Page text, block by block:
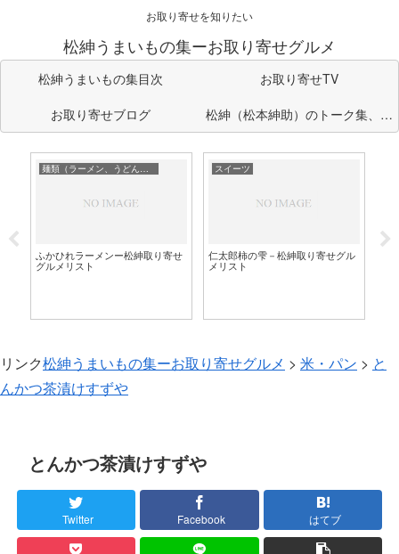
お取り寄せを知りたい
松紳うまいもの集ーお取り寄せグルメ
松紳うまいもの集目次
お取り寄せTV
お取り寄せブログ
松紳（松本紳助）のトーク集、企
画のまとめ部屋
ふかひれラーメンー松紳取り寄せ
グルメリスト
スイーツ
仁太郎柿の雫－松紳取り寄せグル
メリスト
リンク松紳うまいもの集ーお取り寄せグルメ > 米・パン > と
んかつ茶漬けすずや
とんかつ茶漬けすずや
Twitter Facebook はてブ